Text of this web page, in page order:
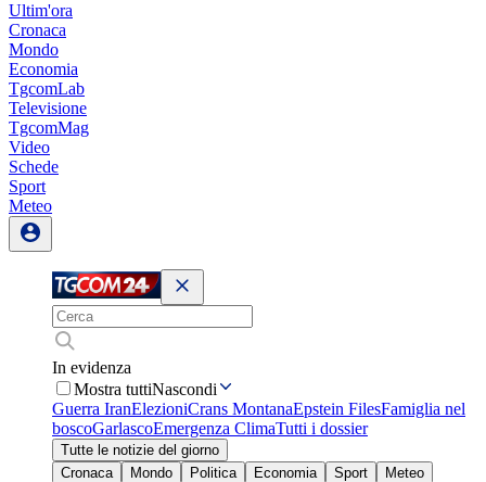
Ultim'ora
Cronaca
Mondo
Economia
TgcomLab
Televisione
TgcomMag
Video
Schede
Sport
Meteo
In evidenza
Mostra tuttiNascondi
Guerra IranElezioniCrans MontanaEpstein FilesFamiglia nel
boscoGarlascoEmergenza ClimaTutti i dossier
Tutte le notizie del giorno
Cronaca
Mondo Politica Economia Sport
Meteo